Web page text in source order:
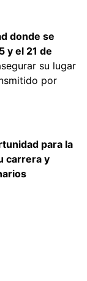
donde se
y el 21 de
su lugar
por
para la
carrera y